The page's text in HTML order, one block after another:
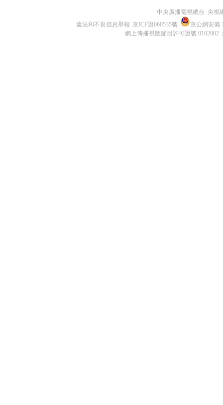
中央廣播電視總台 央視
違法和不良信息舉報 京ICP證060535號
京公網安備
網上傳播視聽節目許可證號 0102002